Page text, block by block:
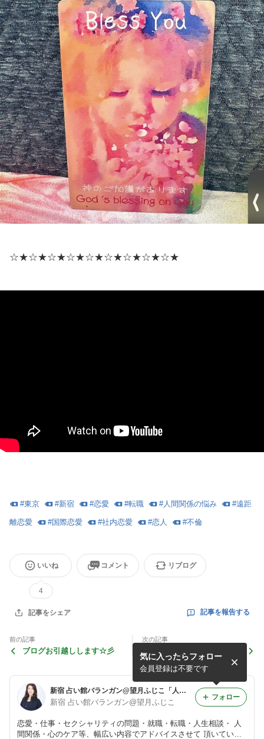
☆★☆★☆★☆★☆★☆★☆★☆★☆★
#東京 #新宿 #恋愛 #転職 #人間関係の悩み #遠距
離恋愛 #国際恋愛 #社内恋愛 #恋人 #不倫
いいね
4
コメント リブログ
記事をシェア 記事を報告する
前の記事
ブログお引越しします☆彡
次の記事
【占いの窓・みんなの声】◆
フクヤマ様より◆
新宿 占い館バランガン@望月ふじこ「人生の主役はあなたです☆彡」
新宿 占い館バランガン@望月ふじこ
恋愛・仕事・セクシャリティの問題・就職・転職・人生相談・ 人
間関係・心のケア等、幅広い内容でアドバイスさせて 頂いていま
気に入ったらフォロー
会員登録は不要です
フォロー